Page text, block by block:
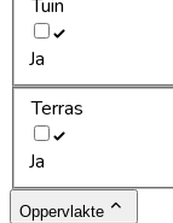
Tuin
Ja
Terras
Ja
Oppervlakte